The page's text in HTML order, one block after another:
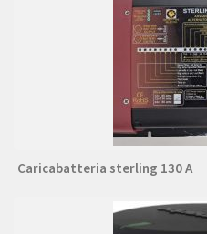
Caricabatteria sterling 130 A